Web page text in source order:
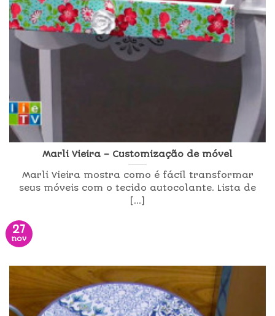
Marli Vieira – Customização de móvel
Marli Vieira mostra como é fácil transformar
seus móveis com o tecido autocolante. Lista de
[...]
27
nov